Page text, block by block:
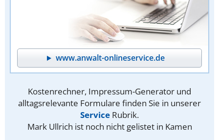
www.anwalt-onlineservice.de
Kostenrechner, Impressum-Generator und
alltagsrelevante Formulare finden Sie in unserer
Service Rubrik.
Mark Ullrich ist noch nicht gelistet in Kamen